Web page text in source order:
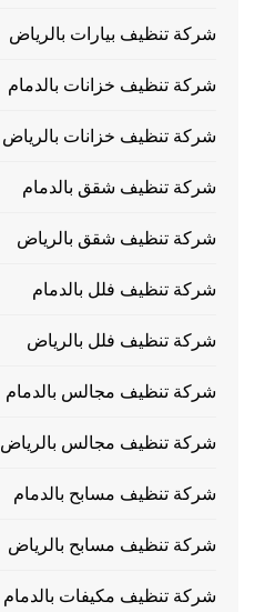
شركة تنظيف بيارات بالرياض
شركة تنظيف خزانات بالدمام
شركة تنظيف خزانات بالرياض
شركة تنظيف شقق بالدمام
شركة تنظيف شقق بالرياض
شركة تنظيف فلل بالدمام
شركة تنظيف فلل بالرياض
شركة تنظيف مجالس بالدمام
شركة تنظيف مجالس بالرياض
شركة تنظيف مسابح بالدمام
شركة تنظيف مسابح بالرياض
شركة تنظيف مكيفات بالدمام